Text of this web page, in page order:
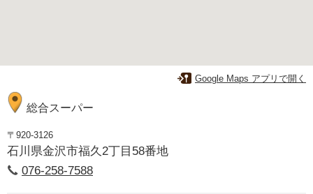
Google Maps アプリで開く
総合スーパー
〒920-3126
石川県金沢市福久2丁目58番地
076-258-7588